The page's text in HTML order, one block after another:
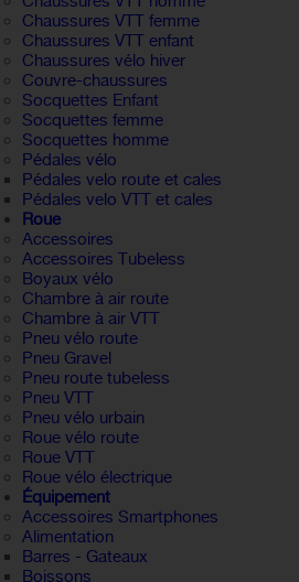
Chaussures VTT femme
Chaussures VTT enfant
Chaussures vélo hiver
Couvre-chaussures
Socquettes Enfant
Socquettes femme
Socquettes homme
Pédales vélo
Pédales velo route et cales
Pédales velo VTT et cales
Roue
Accessoires
Accessoires Tubeless
Boyaux vélo
Chambre à air route
Chambre à air VTT
Pneu vélo route
Pneu Gravel
Pneu route tubeless
Pneu VTT
Pneu vélo urbain
Roue vélo route
Roue VTT
Roue vélo électrique
Équipement
Accessoires Smartphones
Alimentation
Barres - Gateaux
Boissons